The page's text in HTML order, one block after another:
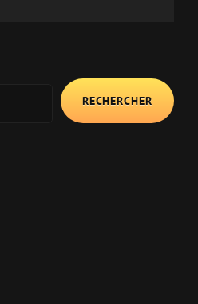
RECHERCHER